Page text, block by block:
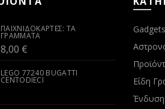
ΠΑΙΧΝΙΔΟΚΆΡΤΕΣ: ΤΑ
ΓΡΆΜΜΑΤΑ
8,00 €
LEGO 77240 BUGATTI
CENTODIECI
Gadgets
Είδη